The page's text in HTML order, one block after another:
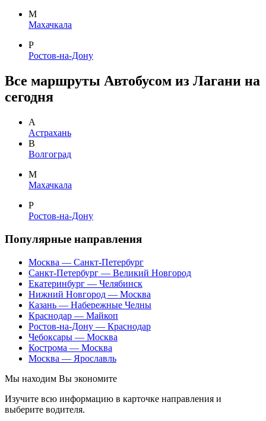
М
Махачкала
Р
Ростов-на-Дону
Все маршруты Автобусом из Лагани на
сегодня
А
Астрахань
В
Волгоград
М
Махачкала
Р
Ростов-на-Дону
Популярные направления
Москва — Санкт-Петербург
Санкт-Петербург — Великий Новгород
Екатеринбург — Челябинск
Нижний Новгород — Москва
Казань — Набережные Челны
Краснодар — Майкоп
Ростов-на-Дону — Краснодар
Чебоксары — Москва
Кострома — Москва
Москва — Ярославль
Мы находим Вы экономите
Изучите всю информацию в карточке направления и
выберите водителя.